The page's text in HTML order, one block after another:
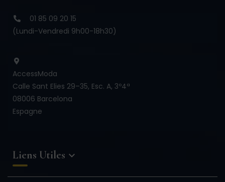
01 85 09 20 15
(Lundi-Vendredi 9h00-18h30)
AccessModa
Calle Sant Elies 29–35, Esc. A, 3º4ª
08006 Barcelona
Espagne
Liens Utiles 